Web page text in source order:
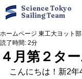
Science Tokyo
Sailing Team
４月第２タ
ホームページ 東工大ヨット部
読了時間: 2分
こんにちは！新2